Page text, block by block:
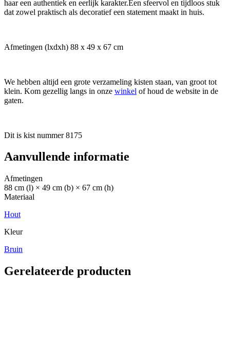
haar een authentiek en eerlijk karakter.Een sfeervol en tijdloos stuk
dat zowel praktisch als decoratief een statement maakt in huis.
Afmetingen (lxdxh) 88 x 49 x 67 cm
We hebben altijd een grote verzameling kisten staan, van groot tot
klein. Kom gezellig langs in onze winkel of houd de website in de
gaten.
Dit is kist nummer 8175
Aanvullende informatie
Afmetingen
88 cm (l) × 49 cm (b) × 67 cm (h)
Materiaal
Hout
Kleur
Bruin
Gerelateerde producten